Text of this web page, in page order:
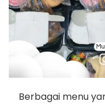
Berbagai menu